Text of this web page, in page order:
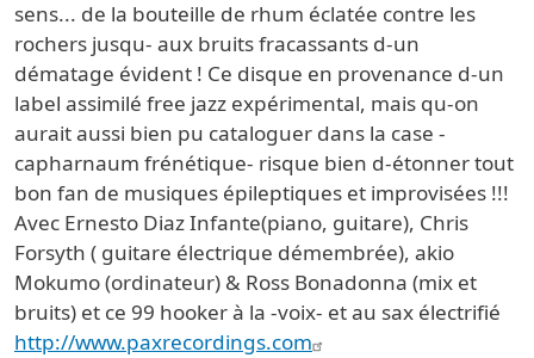
sens... de la bouteille de rhum éclatée contre les
rochers jusqu- aux bruits fracassants d-un
dématage évident ! Ce disque en provenance d-un
label assimilé free jazz expérimental, mais qu-on
aurait aussi bien pu cataloguer dans la case -
capharnaum frénétique- risque bien d-étonner tout
bon fan de musiques épileptiques et improvisées !!!
Avec Ernesto Diaz Infante(piano, guitare), Chris
Forsyth ( guitare électrique démembrée), akio
Mokumo (ordinateur) & Ross Bonadonna (mix et
bruits) et ce 99 hooker à la -voix- et au sax électrifié
http://www.paxrecordings.com